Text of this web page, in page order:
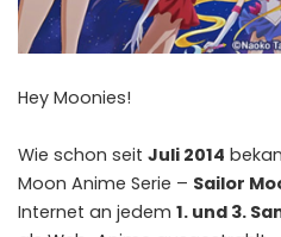
Hey Moonies!
Wie schon seit Juli 2014
Moon Anime Serie – Sailor
Internet an jedem 1. und 3.